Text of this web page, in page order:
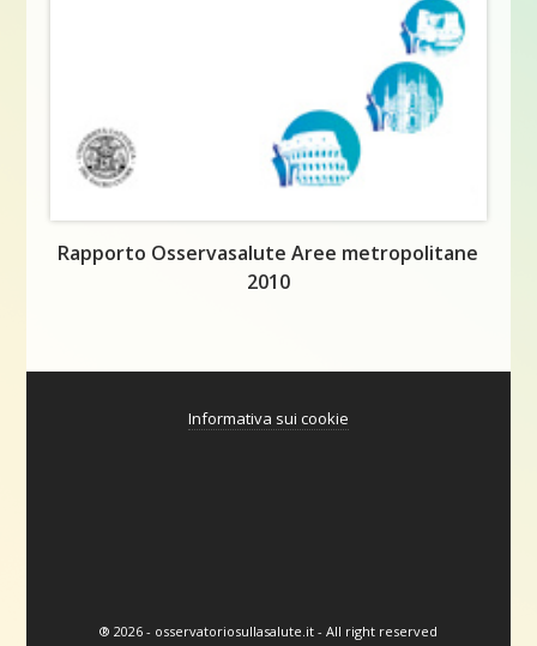
Rapporto Osservasalute Aree metropolitane
2010
Informativa sui cookie
® 2026 - osservatoriosullasalute.it - All right reserved